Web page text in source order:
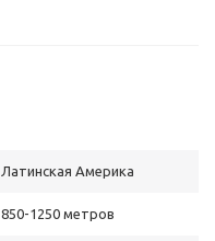
Латинская Америка
850-1250 метров